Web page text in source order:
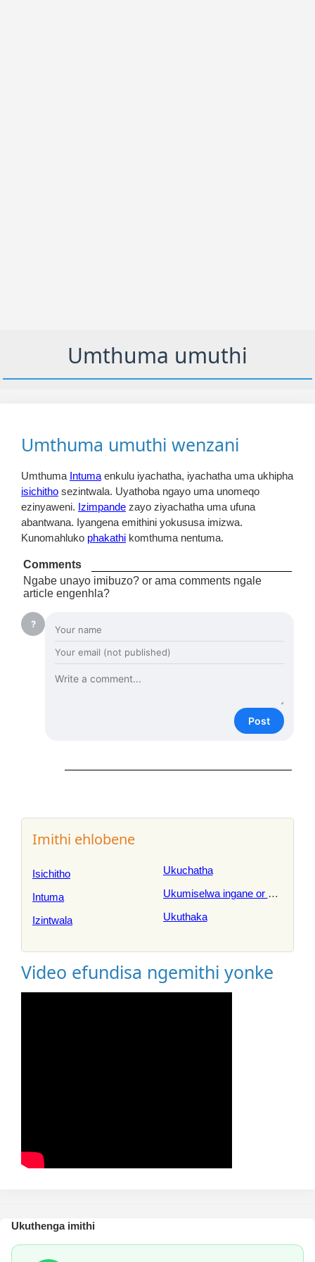
Umthuma umuthi
Umthuma umuthi wenzani
Umthuma Intuma enkulu iyachatha, iyachatha uma ukhipha
isichitho sezintwala. Uyathoba ngayo uma unomeqo
ezinyaweni. Izimpande zayo ziyachatha uma ufuna
abantwana. Iyangena emithini yokususa imizwa.
Kunomahluko phakathi komthuma nentuma.
Comments
Ngabe unayo imibuzo? or ama comments ngale
article engenhla?
?
Post
Imithi ehlobene
Isichitho
Intuma
Izintwala
Ukuchatha
Ukumiselwa ingane or umntwana
Ukuthaka
Video efundisa ngemithi yonke
Ukuthenga imithi